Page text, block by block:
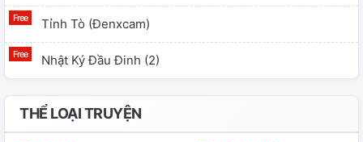
Tỉnh Tò (đenxcam)
Nhật Ký Đầu Đinh (2)
THỂ LOẠI TRUYỆN